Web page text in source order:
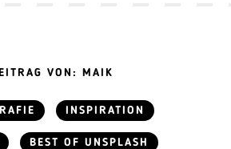
VON: MAIK
INSPIRATION
BEST OF UNSPLASH